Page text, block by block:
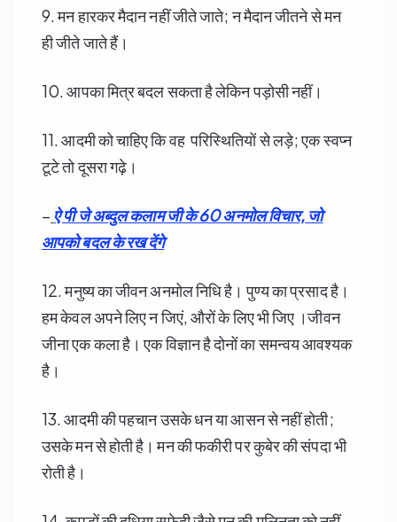
9. मन हारकर मैदान नहीं जीते जाते; न मैदान जीतने से मन
ही जीते जाते हैं।
10. आपका मित्र बदल सकता है लेकिन पड़ोसी नहीं।
11. आदमी को चाहिए कि वह परिस्थितियों से लड़े; एक स्वप्न
टूटे तो दूसरा गढ़े।
– ऐ पी जे अब्दुल कलाम जी के 60 अनमोल विचार, जो
आपको बदल के रख देंगे
12. मनुष्य का जीवन अनमोल निधि है। पुण्य का प्रसाद है।
हम केवल अपने लिए न जिएं, औरों के लिए भी जिए ।जीवन
जीना एक कला है। एक विज्ञान है दोनों का समन्वय आवश्यक
है।
13. आदमी की पहचान उसके धन या आसन से नहीं होती;
उसके मन से होती है। मन की फकीरी पर कुबेर की संपदा भी
रोती है।